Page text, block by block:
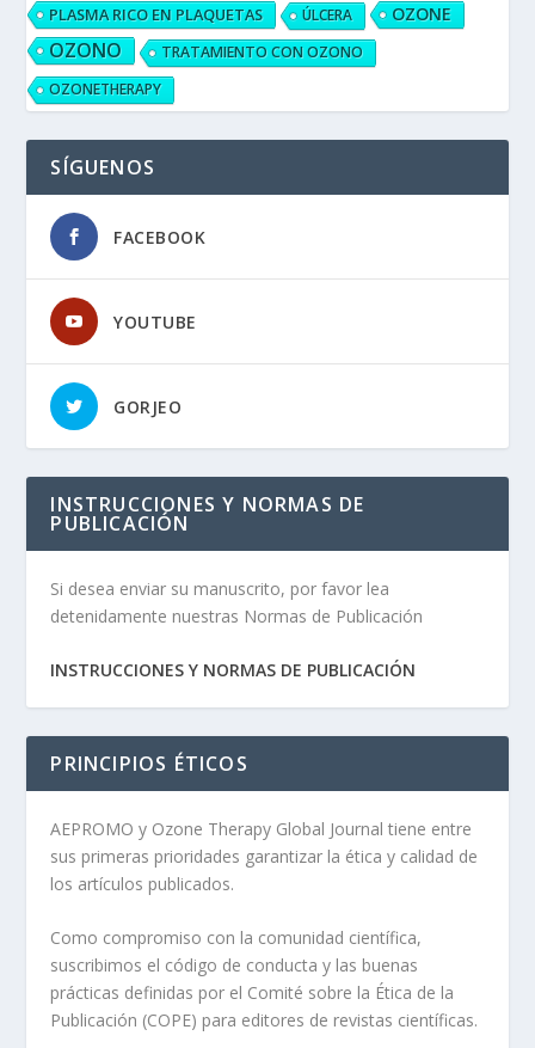
PLASMA RICO EN PLAQUETAS
ÚLCERA OZONE
OZONO
TRATAMIENTO CON OZONO
OZONETHERAPY
SÍGUENOS
FACEBOOK
YOUTUBE
GORJEO
INSTRUCCIONES Y NORMAS DE
PUBLICACIÓN
Si desea enviar su manuscrito, por favor lea
detenidamente nuestras Normas de Publicación
INSTRUCCIONES Y NORMAS DE PUBLICACIÓN
PRINCIPIOS ÉTICOS
AEPROMO y Ozone Therapy Global Journal tiene entre
sus primeras prioridades garantizar la ética y calidad de
los artículos publicados.
Como compromiso con la comunidad científica,
suscribimos el código de conducta y las buenas
prácticas definidas por el Comité sobre la Ética de la
Publicación (COPE) para editores de revistas científicas.